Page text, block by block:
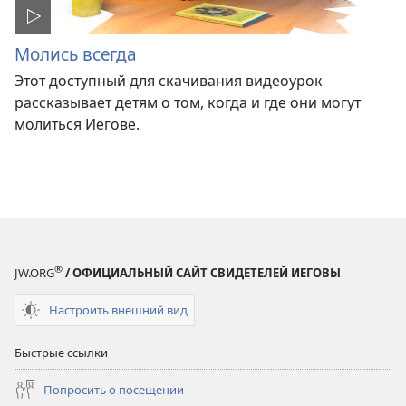
Молись всегда
Этот доступный для скачивания видеоурок
рассказывает детям о том, когда и где они могут
молиться Иегове.
JW.ORG® / ОФИЦИАЛЬНЫЙ САЙТ СВИДЕТЕЛЕЙ ИЕГОВЫ
Настроить внешний вид
Быстрые ссылки
Попросить о посещении